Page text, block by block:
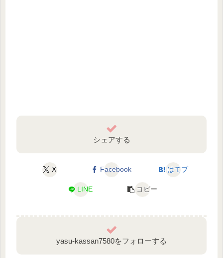
シェアする
X Facebook はてブ
LINE コピー
yasu-kassan7580をフォローする